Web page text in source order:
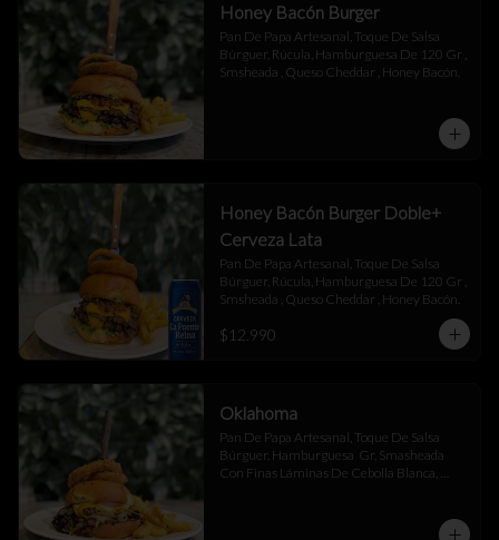
Honey Bacón Burger
Pan De Papa Artesanal, Toque De Salsa
Búrguer, Rúcula, Hamburguesa De 120 Gr ,
Smsheada , Queso Cheddar , Honey Bacón.
Honey Bacón Burger Doble+
Cerveza Lata
Pan De Papa Artesanal, Toque De Salsa
Búrguer, Rúcula, Hamburguesa De 120 Gr ,
Smsheada , Queso Cheddar , Honey Bacón.
$12.990
Oklahoma
Pan De Papa Artesanal, Toque De Salsa
Búrguer, Hamburguesa  Gr, Smasheada
Con Finas Láminas De Cebolla Blanca,